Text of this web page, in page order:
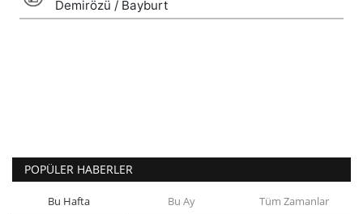
POPÜLER HABERLER
Bu Hafta Bu Ay Tüm Zamanlar